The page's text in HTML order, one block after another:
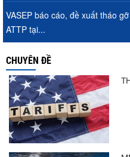
VASEP báo cáo, đề xuất tháo
ATTP tại...
CHUYÊN ĐỀ